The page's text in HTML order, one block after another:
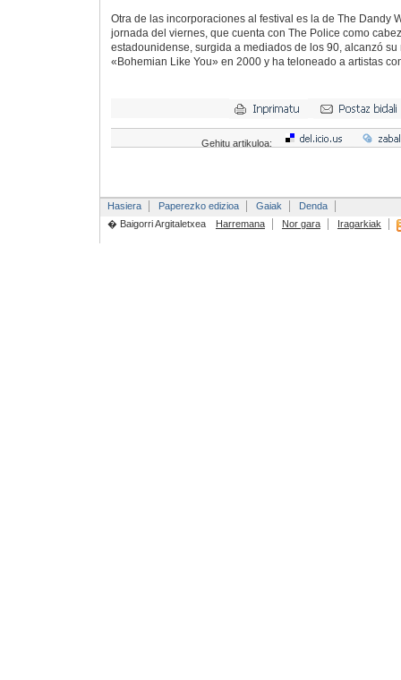
Otra de las incorporaciones al festival es la de The Dandy
jornada del viernes, que cuenta con The Police como
estadounidense, surgida a mediados de los 90, alcanzó
«Bohemian Like You» en 2000 y ha teloneado a artistas
Gehitu artikuloa:
Hasiera Paperezko edizioa Gaiak
Denda
� Baigorri Argitaletxea
Harremana Nor gara Iragarkiak